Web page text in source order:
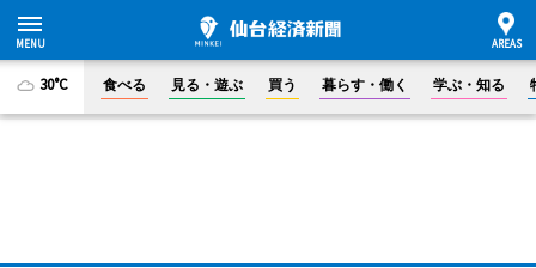
30°C 食べる 見る・遊ぶ 買う 暮らす・働く 学ぶ・知る